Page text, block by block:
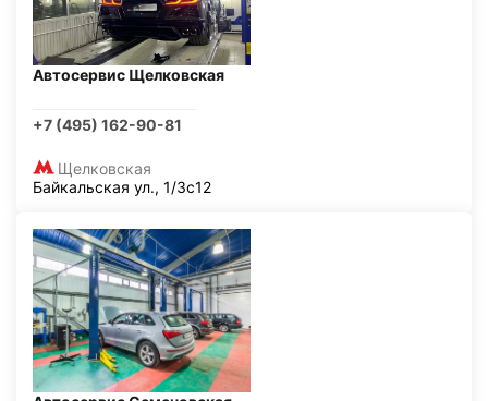
Автосервис Щелковская
+7 (495) 162-90-81
Щелковская
Байкальская ул., 1/3с12